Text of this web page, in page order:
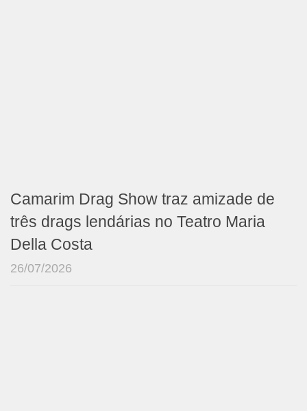
Camarim Drag Show traz amizade de
três drags lendárias no Teatro Maria
Della Costa
26/07/2026